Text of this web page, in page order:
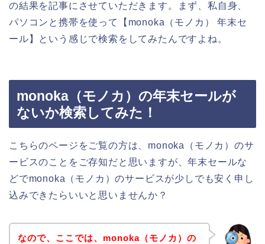
の結果を記事にさせていただきます。まず、私自身、
パソコンと携帯を使って【monoka（モノカ） 年末セ
ール】という感じで検索をしてみたんですよね。
monoka（モノカ）の年末セールが
ないか検索してみた！
こちらのページをご覧の方は、monoka（モノカ）のサ
ービスのことをご存知だと思いますが、年末セールな
どでmonoka（モノカ）のサービスが少しでも安く申し
込みできたらいいと思いませんか？
なので、ここでは、monoka（モノカ）の